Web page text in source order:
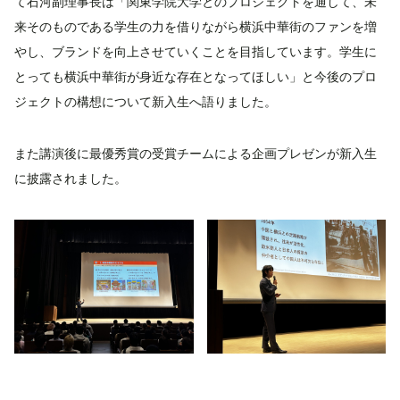
来そのものである学生の力を借りながら横浜中華街のファンを増
やし、ブランドを向上させていくことを目指しています。学生に
とっても横浜中華街が身近な存在となってほしい」と今後のプロ
ジェクトの構想について新入生へ語りました。
また講演後に最優秀賞の受賞チームによる企画プレゼンが新入生
に披露されました。